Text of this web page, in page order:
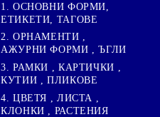
1. ОСНОВНИ ФОРМИ,
ЕТИКЕТИ, ТАГОВЕ
2. ОРНАМЕНТИ ,
АЖУРНИ ФОРМИ , ЪГЛИ
3. РАМКИ , КАРТИЧКИ ,
КУТИИ , ПЛИКОВЕ
4. ЦВЕТЯ , ЛИСТА ,
КЛОНКИ , РАСТЕНИЯ